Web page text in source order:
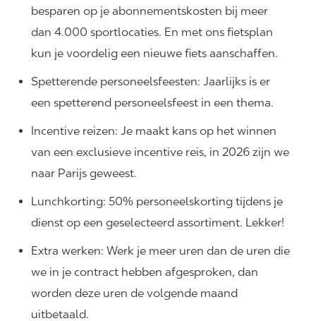
besparen op je abonnementskosten bij meer
dan 4.000 sportlocaties. En met ons fietsplan
kun je voordelig een nieuwe fiets aanschaffen.
Spetterende personeelsfeesten: Jaarlijks is er
een spetterend personeelsfeest in een thema.
Incentive reizen: Je maakt kans op het winnen
van een exclusieve incentive reis, in 2026 zijn we
naar Parijs geweest.
Lunchkorting: 50% personeelskorting tijdens je
dienst op een geselecteerd assortiment. Lekker!
Extra werken: Werk je meer uren dan de uren die
we in je contract hebben afgesproken, dan
worden deze uren de volgende maand
uitbetaald.